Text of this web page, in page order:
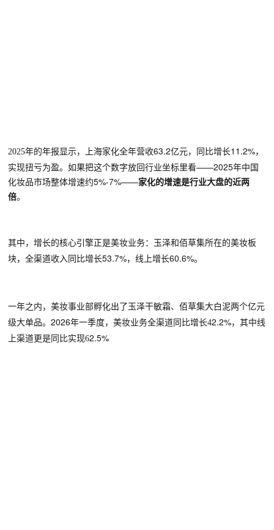
2025年的年报显示， 上海家化全年营收63.2亿元，同比增长11.2%，
实现扭亏为盈。如果把这个数字放回行业坐标里看——2025年中国
化妆品市场整体增速约5%-7%——家化的增速是行业大盘的近两
倍。
其中 ，增长的核心引擎正是美妆业务：玉泽和佰草集所在的美妆板
块，全渠道收入同比增长53.7%，线上增长60.6%。
一年之内， 美妆事业部孵化出了玉泽干敏霜、佰草集大白泥两个亿元
级大单品。 2026年一季度， 美妆业务全渠道同比增长42.2%，其中线
上渠道更是同比实现62.5%